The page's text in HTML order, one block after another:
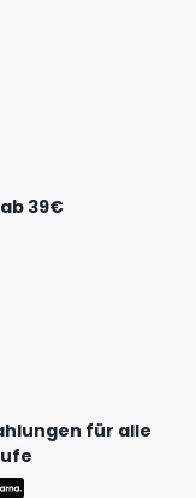
39€
für alle